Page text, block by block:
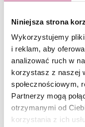
Niniejsza strona
Wykorzystujemy
i reklam, aby
analizować ruch w
korzystasz z naszej
społecznościowym,
Partnerzy mogą
otrzymanymi od
korzystania z ich
Jasna łazienka z
kolekcji Tubądzin